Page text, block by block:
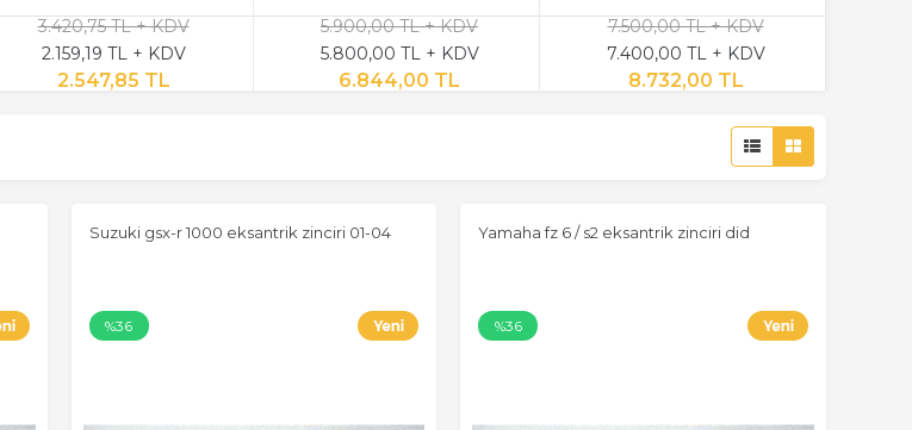
3.420,75 TL + KDV
2.159,19 TL + KDV
2.547,85 TL
5.900,00 TL + KDV
5.800,00 TL + KDV
6.844,00 TL
7.500,00 TL + KDV
7.400,00 TL + KDV
8.732,00 TL
Suzuki gsx-r 1000 eksantrik zinciri 01-04
%36
Yamaha fz 6 / s2 eksantrik zinciri did
%36